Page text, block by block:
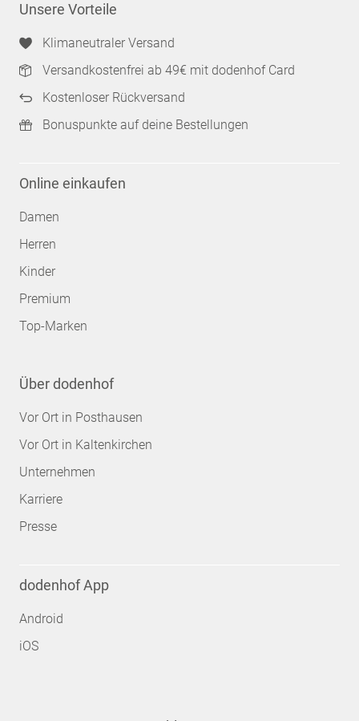
Unsere Vorteile
Klimaneutraler Versand
Versandkostenfrei ab 49€ mit dodenhof Card
Kostenloser Rückversand
Bonuspunkte auf deine Bestellungen
Online einkaufen
Damen
Herren
Kinder
Premium
Top-Marken
Über dodenhof
Vor Ort in Posthausen
Vor Ort in Kaltenkirchen
Unternehmen
Karriere
Presse
dodenhof App
Android
iOS